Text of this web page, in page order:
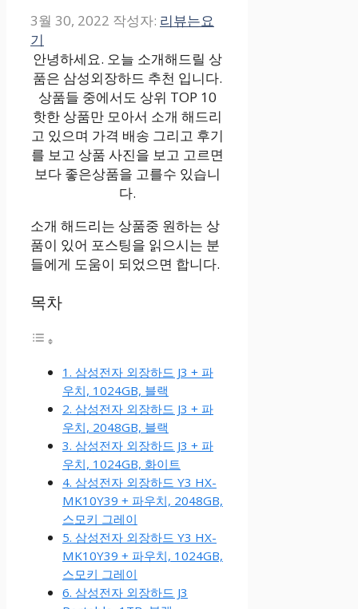
3월 30, 2022 작성자: 리뷰는요
기
안녕하세요. 오늘 소개해드릴 상
품은 삼성외장하드 추천 입니다.
상품들 중에서도 상위 TOP 10
핫한 상품만 모아서 소개 해드리
고 있으며 가격 배송 그리고 후기
를 보고 상품 사진을 보고 고르면
보다 좋은상품을 고를수 있습니
다.
소개 해드리는 상품중 원하는 상
품이 있어 포스팅을 읽으시는 분
들에게 도움이 되었으면 합니다.
목차
1. 삼성전자 외장하드 J3 + 파
우치, 1024GB, 블랙
2. 삼성전자 외장하드 J3 + 파
우치, 2048GB, 블랙
3. 삼성전자 외장하드 J3 + 파
우치, 1024GB, 화이트
4. 삼성전자 외장하드 Y3 HX-
MK10Y39 + 파우치, 2048GB,
스모키 그레이
5. 삼성전자 외장하드 Y3 HX-
MK10Y39 + 파우치, 1024GB,
스모키 그레이
6. 삼성전자 외장하드 J3